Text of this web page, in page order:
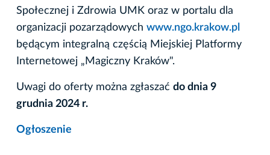
Społecznej i Zdrowia UMK oraz w portalu dla
organizacji pozarządowych www.ngo.krakow.pl
będącym integralną częścią Miejskiej Platformy
Internetowej „Magiczny Kraków".
Uwagi do oferty można zgłaszać do dnia 9
grudnia 2024 r.
Ogłoszenie